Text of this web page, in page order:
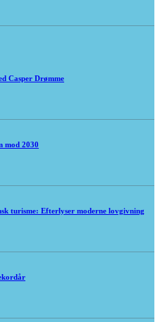
Casper Drømme
mod 2030
turisme: Efterlyser moderne lovgivning